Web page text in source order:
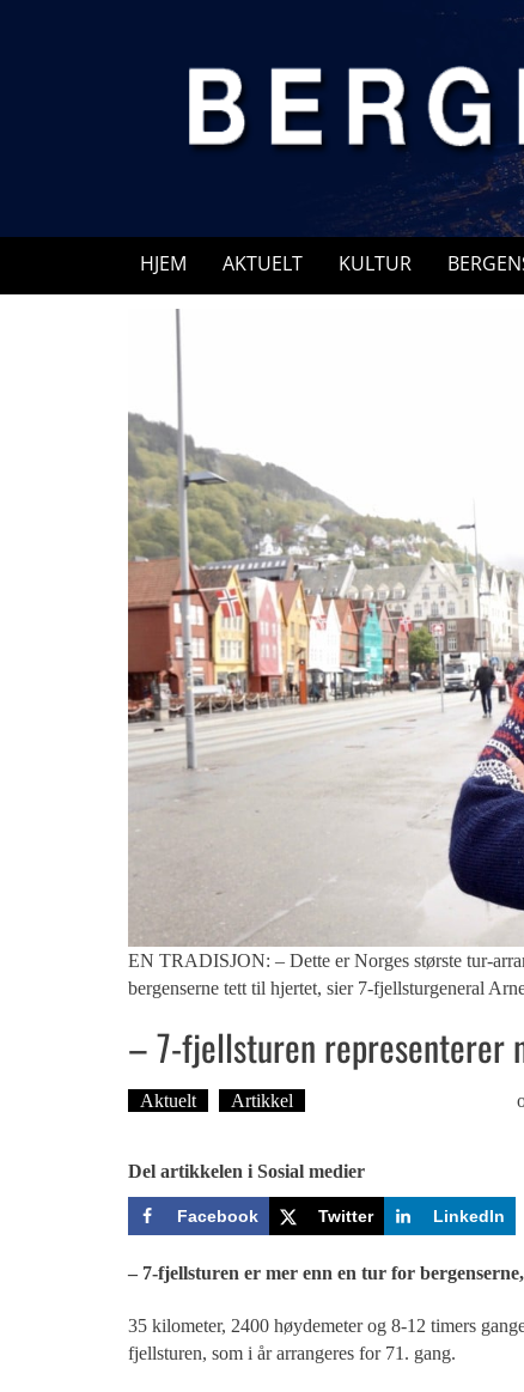
HJEM AKTUELT KULTUR
EN TRADISJON: – Dette er Norges største tur-
bergenserne tett til hjertet, sier 7-fjellsturgeneral
– 7-fjellsturen representerer
Aktuelt Artikkel
Del artikkelen i Sosial medier
Facebook Twitter LinkedIn
– 7-fjellsturen er mer enn en tur for
35 kilometer, 2400 høydemeter og 8-12 timers
fjellsturen, som i år arrangeres for 71. gang.